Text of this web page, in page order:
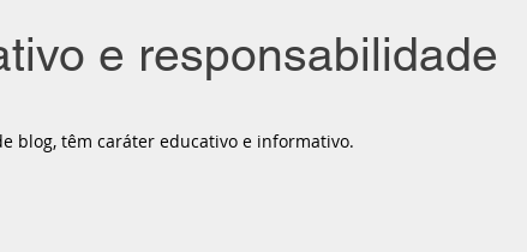
e responsabilidade
blog, têm caráter educativo e informativo.